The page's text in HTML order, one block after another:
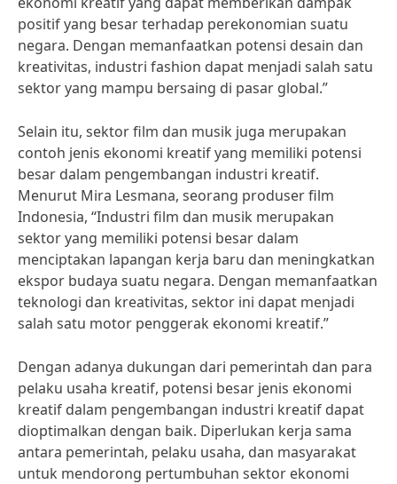
positif yang besar terhadap perekonomian suatu
negara. Dengan memanfaatkan potensi desain dan
kreativitas, industri fashion dapat menjadi salah satu
sektor yang mampu bersaing di pasar global.”
Selain itu, sektor film dan musik juga merupakan
contoh jenis ekonomi kreatif yang memiliki potensi
besar dalam pengembangan industri kreatif.
Menurut Mira Lesmana, seorang produser film
Indonesia, “Industri film dan musik merupakan
sektor yang memiliki potensi besar dalam
menciptakan lapangan kerja baru dan meningkatkan
ekspor budaya suatu negara. Dengan memanfaatkan
teknologi dan kreativitas, sektor ini dapat menjadi
salah satu motor penggerak ekonomi kreatif.”
Dengan adanya dukungan dari pemerintah dan para
pelaku usaha kreatif, potensi besar jenis ekonomi
kreatif dalam pengembangan industri kreatif dapat
dioptimalkan dengan baik. Diperlukan kerja sama
antara pemerintah, pelaku usaha, dan masyarakat
untuk mendorong pertumbuhan sektor ekonomi